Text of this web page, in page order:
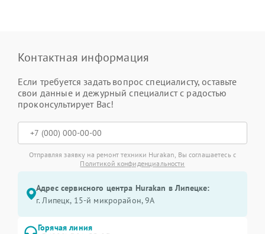
Контактная информация
Если требуется задать вопрос специалисту, оставьте
свои данные и дежурный специалист с радостью
проконсультирует Вас!
Отправляя заявку на ремонт техники Hurakan, Вы соглашаетесь с
Политикой конфиденциальности
Адрес сервисного центра Hurakan в Липецке:
г. Липецк, 15-й микрорайон, 9А
Горячая линия